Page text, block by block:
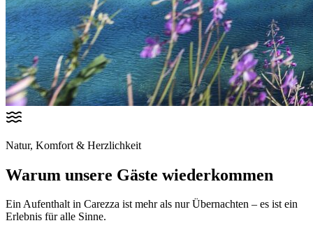
Natur, Komfort & Herzlichkeit
Warum unsere Gäste wiederkommen
Ein Aufenthalt in Carezza ist mehr als nur Übernachten – es ist ein
Erlebnis für alle Sinne.